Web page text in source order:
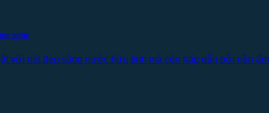
nước
với nét đẹp sông nước hữu tình mà còn hấp dẫn bởi nền